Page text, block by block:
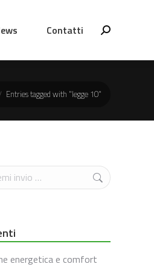
Contatti Cerca
Entries tagged with "legge 10"
energetica e comfort